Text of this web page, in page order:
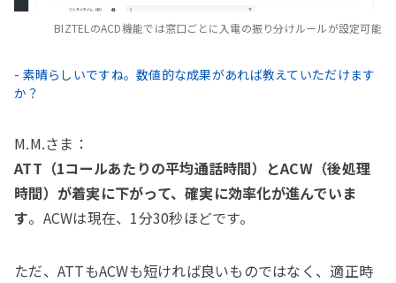
BIZTELのACD機能では窓口ごとに入電の振り分けルールが設定可能
- 素晴らしいですね。数値的な成果があれば教えていただけます
か？
M.M.さま：
ATT（1コールあたりの平均通話時間）とACW（後処理
時間）が着実に下がって、確実に効率化が進んでいま
す。ACWは現在、1分30秒ほどです。
ただ、ATTもACWも短ければ良いものではなく、適正時